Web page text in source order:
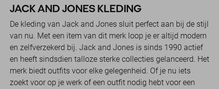
JACK AND JONES KLEDING
De kleding van Jack and Jones sluit perfect aan bij de stijl
van nu. Met een item van dit merk loop je er altijd modern
en zelfverzekerd bij. Jack and Jones is sinds 1990 actief
en heeft sindsdien talloze sterke collecties gelanceerd. Het
merk biedt outfits voor elke gelegenheid. Of je nu iets
zoekt voor op je werk of een outfit nodig hebt voor een